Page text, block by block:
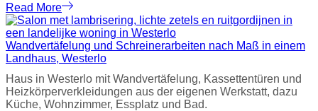
Read More
Wandvertäfelung und Schreinerarbeiten nach Maß in einem
Landhaus, Westerlo
Haus in Westerlo mit Wandvertäfelung, Kassettentüren und
Heizkörperverkleidungen aus der eigenen Werkstatt, dazu
Küche, Wohnzimmer, Essplatz und Bad.